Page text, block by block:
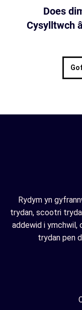
Does
Cysylltwch
Rydym yn
trydan, scootri
addewid i ymchwil,
trydan pen